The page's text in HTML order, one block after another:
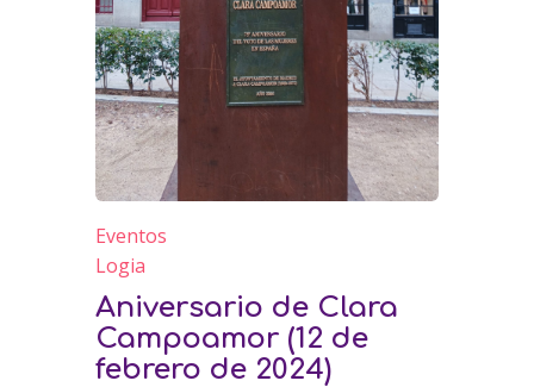
Eventos
Logia
Aniversario de Clara
Campoamor (12 de
febrero de 2024)